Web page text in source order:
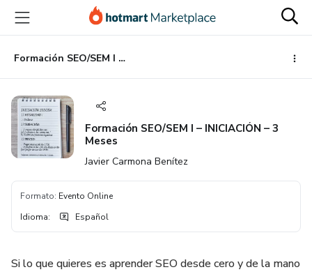
principal
página
de
página
Formación SEO/SEM I – INICIACIÓN – 3 Meses
Formación SEO/SEM I – INICIACIÓN – 3
Meses
Javier Carmona Benítez
Formato: Evento Online
Idioma: Español
Si lo que quieres es aprender SEO desde cero y de la mano